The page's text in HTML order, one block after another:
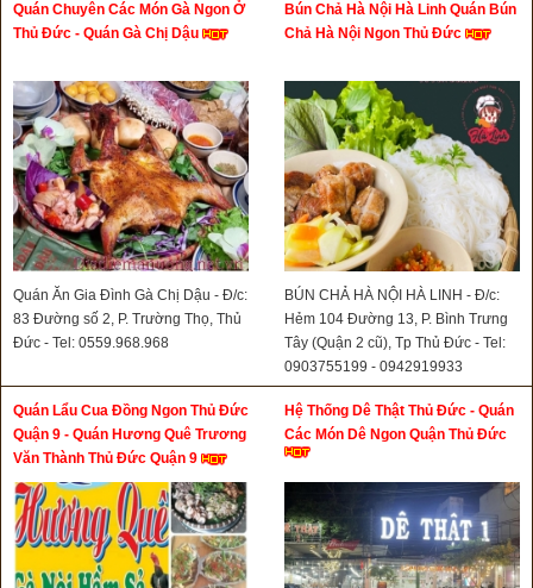
Quán Chuyên Các Món Gà Ngon Ở
Thủ Đức - Quán Gà Chị Dậu
Quán Ăn Gia Đình Gà Chị Dậu - Đ/c:
83 Đường số 2, P. Trường Thọ, Thủ
Đức - Tel: 0559.968.968
Bún Chả Hà Nội Hà Linh Quán Bún
Chả Hà Nội Ngon Thủ Đức
BÚN CHẢ HÀ NỘI HÀ LINH - Đ/c:
Hẻm 104 Đường 13, P. Bình Trưng
Tây (Quận 2 cũ), Tp Thủ Đức - Tel:
0903755199 - 0942919933
Quán Lẩu Cua Đồng Ngon Thủ Đức
Quận 9 - Quán Hương Quê Trương
Văn Thành Thủ Đức Quận 9
Hệ Thống Dê Thật Thủ Đức - Quán
Các Món Dê Ngon Quận Thủ Đức